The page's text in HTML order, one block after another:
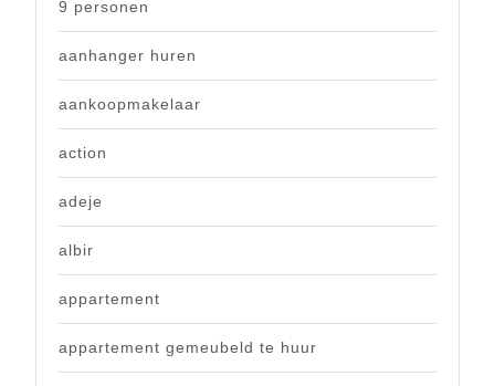
9 personen
aanhanger huren
aankoopmakelaar
action
adeje
albir
appartement
appartement gemeubeld te huur